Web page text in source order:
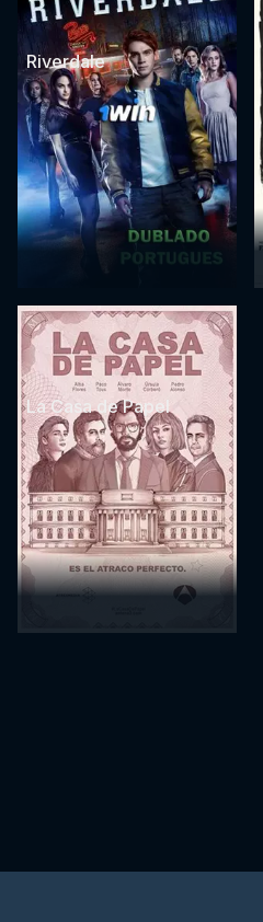
Riverdale
La Casa de Papel